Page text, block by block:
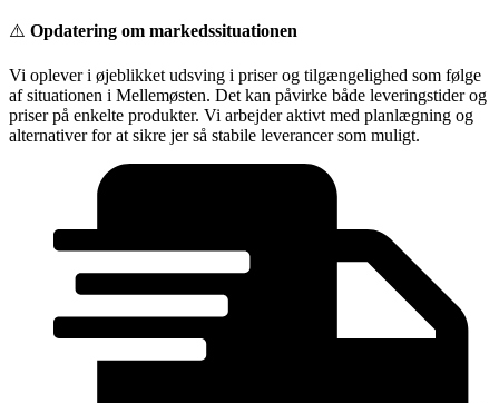
Videre
indhold
⚠️ Opdatering om markedssituationen
Vi oplever i øjeblikket udsving i priser og tilgængelighed som følge
af situationen i Mellemøsten. Det kan påvirke både leveringstider og
priser på enkelte produkter. Vi arbejder aktivt med planlægning og
alternativer for at sikre jer så stabile leverancer som muligt.